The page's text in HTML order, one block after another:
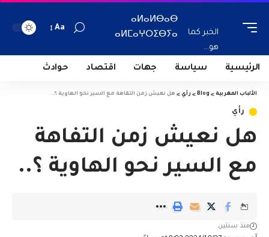
الخبر كما
هو...
ⴰⵍⴰⵍⴱⴰⴱ
ⴰⵍⵎⴰⵖⵔⵉⴱⵢⴰ
Aa
الرئيسية سياسة جهات اقتصاد حوادث
الألباب المغربية >
Blog
> رأي > هل نعيش زمن التفاهة مع السير نحو الهاوية ؟..
رأي
هل نعيش زمن التفاهة
مع السير نحو الهاوية ؟..
منذ سنتين